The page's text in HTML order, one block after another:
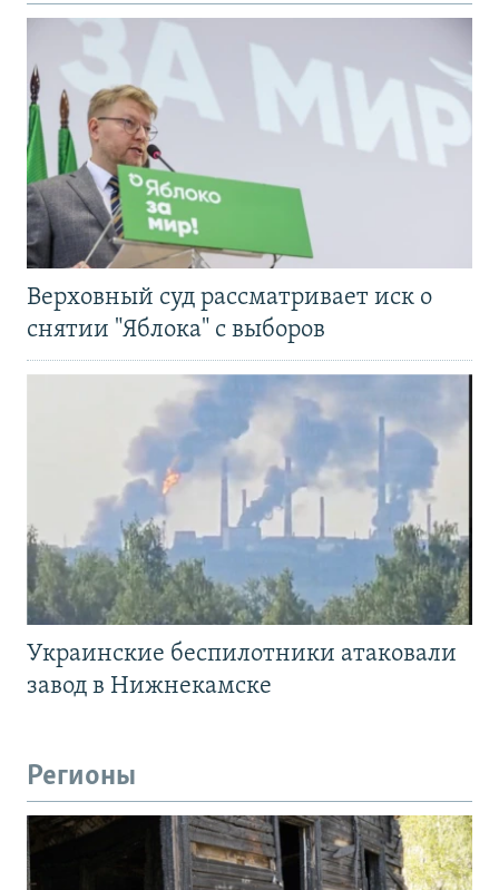
Верховный суд рассматривает иск о
снятии "Яблока" с выборов
Украинские беспилотники атаковали
завод в Нижнекамске
Регионы